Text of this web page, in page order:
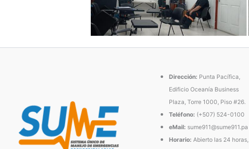
Dirección: Punta Pacífica,
Edificio Oceanía Business
Plaza, Torre 1000, Piso #26.
Teléfono: (+507) 524-0100
eMail: sume911@sume911.pa
Horario: Abierto las 24 horas,